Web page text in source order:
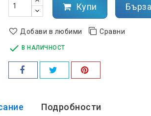
Купи
Добави в любими Сравни
 В НАЛИЧНОСТ
Подробности